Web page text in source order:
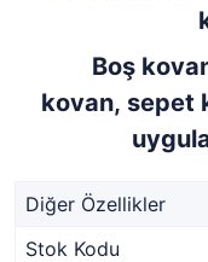
Boş
kovan, sepet
Diğer Özellikler
Stok Kodu